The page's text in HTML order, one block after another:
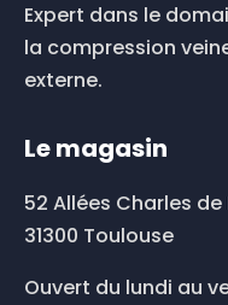
page
du
Expert dans le
la compression
externe.
Le magasin
52 Allées Charles de
31300 Toulouse
Ouvert du lundi au